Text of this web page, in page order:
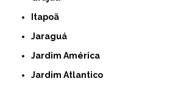
Itapoã
Jaraguá
Jardim América
Jardim Atlantico